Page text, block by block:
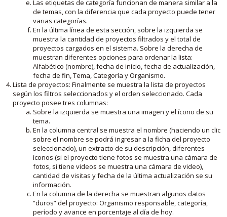
Las etiquetas de categoría funcionan de manera similar a la
de temas, con la diferencia que cada proyecto puede tener
varias categorías.
En la última línea de esta sección, sobre la izquierda se
muestra la cantidad de proyectos filtrados y el total de
proyectos cargados en el sistema. Sobre la derecha de
muestran diferentes opciones para ordenar la lista:
Alfabético (nombre), fecha de inicio, fecha de actualización,
fecha de fin, Tema, Categoría y Organismo.
Lista de proyectos: Finalmente se muestra la lista de proyectos
según los filtros seleccionados y el orden seleccionado. Cada
proyecto posee tres columnas:
Sobre la izquierda se muestra una imagen y el ícono de su
tema.
En la columna central se muestra el nombre (haciendo un clic
sobre el nombre se podrá ingresar a la ficha del proyecto
seleccionado), un extracto de su descripción, diferentes
íconos (si el proyecto tiene fotos se muestra una cámara de
fotos, si tiene videos se muestra una cámara de video),
cantidad de visitas y fecha de la última actualización se su
información.
En la columna de la derecha se muestran algunos datos
“duros” del proyecto: Organismo responsable, categoría,
período y avance en porcentaje al día de hoy.